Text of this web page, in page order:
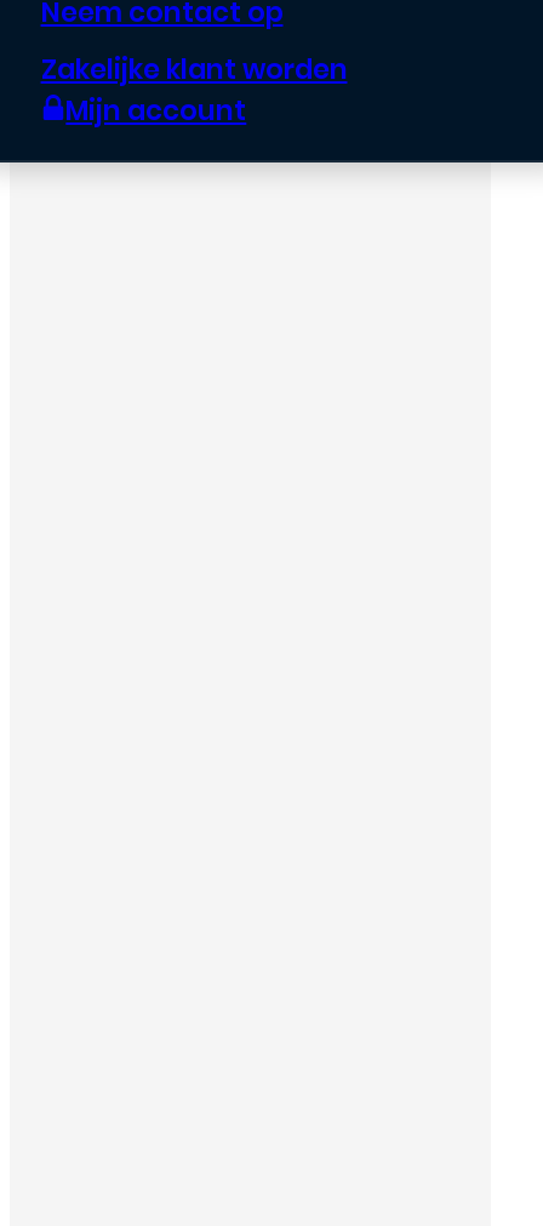
Neem contact op
Zakelijke klant worden
Mijn account